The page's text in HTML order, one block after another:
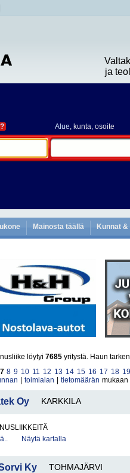
ja
? Alue, kunta, osoite
Mainosta täällä Kunnat
löytyi 7685 yritystä. Haun
7 8 9 10 11 12 13 14 15 16 17 18 19
toimialan tietomäärän mukaan
Oy KARKKILA
Näytä kartalla
Ky TOHMAJÄRVI